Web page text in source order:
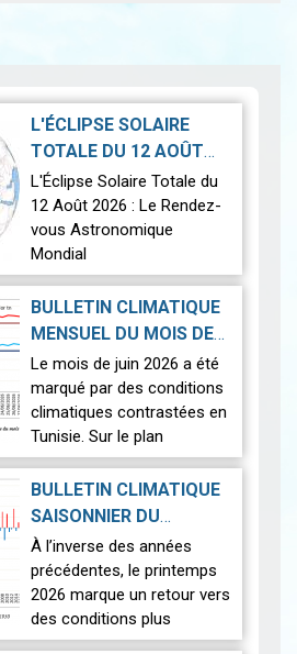
L'ÉCLIPSE SOLAIRE
TOTALE DU 12 AOÛT
2026|2026-07-21
L'Éclipse Solaire Totale du
12 Août 2026 : Le Rendez-
vous Astronomique
Mondial
Le 12 août 2026, la Terre
connaîtra l'un des
astronomiques les plus
spectaculaires : une…
BULLETIN CLIMATIQUE
MENSUEL DU MOIS DE
JUIN 2026 |2026-07-14
Le mois de juin 2026 a été
marqué par des conditions
climatiques contrastées en
Tunisie. Sur le plan
thermique, des
températures supérieures
aux normales ont été
observées sur l'en…
BULLETIN CLIMATIQUE
SAISONNIER DU
PRINTEMPS 2026|
2026-07-02
À l’inverse des années
précédentes, le printemps
2026 marque un retour vers
des conditions plus
proches de la normale,